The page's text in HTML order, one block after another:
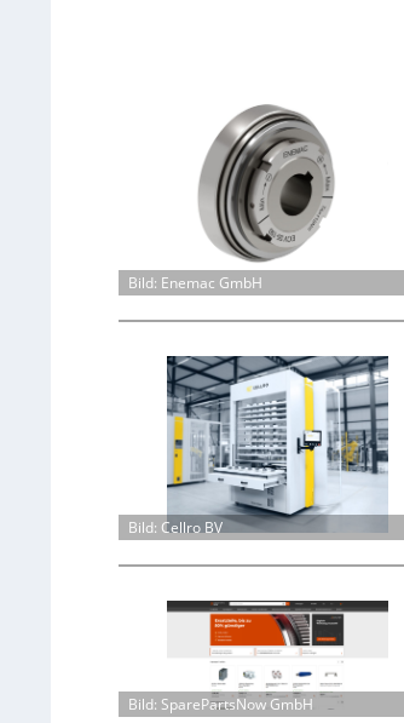
Bild: Enemac GmbH
Bild: Cellro BV
Bild: SparePartsNow GmbH